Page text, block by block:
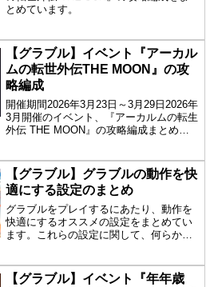
とめています。
【グラブル】イベント『アーカル
ムの転世外伝THE MOON』の攻
略編成
開催期間2026年3月23日～3月29日2026年
3月開催のイベント、『アーカルムの転生
外伝 THE MOON』の攻略編成まとめで
ブ枠ヴァイキング××××リミパー××...
【グラブル】グラブルの動作を快
適にする設定のまとめ
グラブルをプレイするにあたり、動作を
快適にするオススメの設定をまとめてい
ます。これらの設定に関して、何らかの
行ってください。
【グラブル】イベント『年年歳